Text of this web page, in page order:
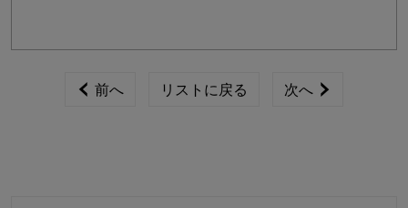
前へ リストに戻る 次へ